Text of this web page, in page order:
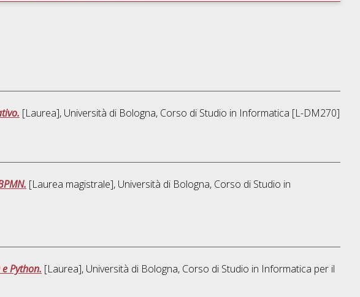
[Laurea], Università di Bologna, Corso di Studio in Informatica [L-DM270]
[Laurea magistrale], Università di Bologna, Corso di Studio in
Python. [Laurea], Università di Bologna, Corso di Studio in Informatica per il